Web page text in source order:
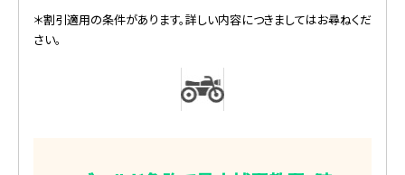
＊割引適用の条件があります。詳しい内容につきましてはお尋ねくだ
さい。